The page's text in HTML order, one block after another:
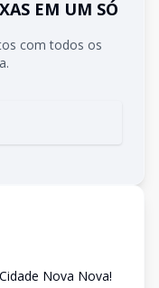
EM UM SÓ
com todos os
Nova Nova!